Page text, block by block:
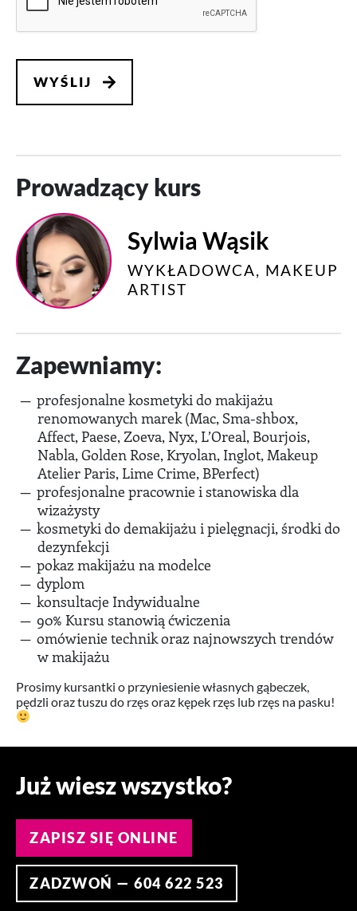
Prowadzący kurs
Sylwia Wąsik
WYKŁADOWCA, MAKEUP
ARTIST
Zapewniamy:
profesjonalne kosmetyki do makijażu
renomowanych marek (Mac, Sma-shbox,
Affect, Paese, Zoeva, Nyx, L’Oreal, Bourjois,
Nabla, Golden Rose, Kryolan, Inglot, Makeup
Atelier Paris, Lime Crime, BPerfect)
profesjonalne pracownie i stanowiska dla
wizażysty
kosmetyki do demakijażu i pielęgnacji, środki do
dezynfekcji
pokaz makijażu na modelce
dyplom
konsultacje Indywidualne
90% Kursu stanowią ćwiczenia
omówienie technik oraz najnowszych trendów
w makijażu
Prosimy kursantki o przyniesienie własnych gąbeczek,
pędzli oraz tuszu do rzęs oraz kępek rzęs lub rzęs na pasku!
Już wiesz wszystko?
ZAPISZ SIĘ ONLINE
ZADZWOŃ — 604 622 523